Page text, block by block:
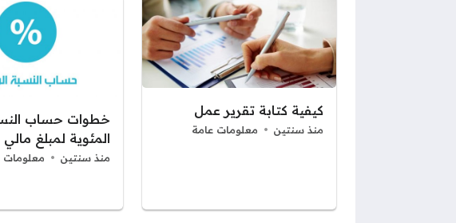
كيفية كتابة تقرير عمل
منذ سنتين معلومات عامة
خطوات حساب
المئوية لمبلغ
منذ سنتين معلومات